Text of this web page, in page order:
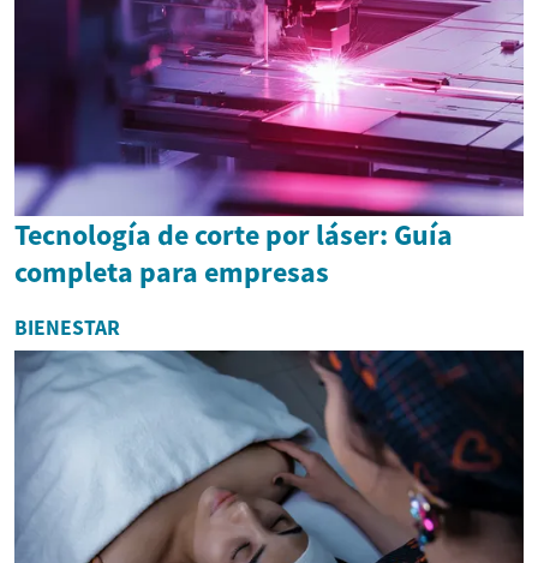
Tecnología de corte por láser: Guía
completa para empresas
BIENESTAR